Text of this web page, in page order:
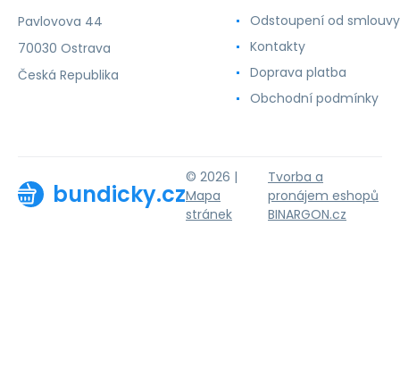
Pavlovova 44
70030 Ostrava
Česká Republika
Odstoupení od smlouvy
Kontakty
Doprava platba
Obchodní podmínky
bundicky.cz
© 2026 |
Mapa
stránek
Tvorba a
pronájem eshopů
BINARGON.cz